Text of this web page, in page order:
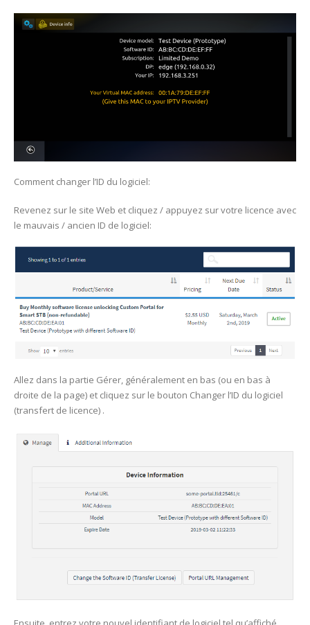
Comment changer l’ID du logiciel:
Revenez sur le site Web et cliquez / appuyez sur votre licence avec
le mauvais / ancien ID de logiciel:
Allez dans la partie Gérer, généralement en bas (ou en bas à
droite de la page) et cliquez sur le bouton Changer l’ID du logiciel
(transfert de licence) .